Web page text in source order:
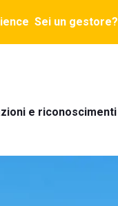
Sei un gestore?
e riconoscimenti